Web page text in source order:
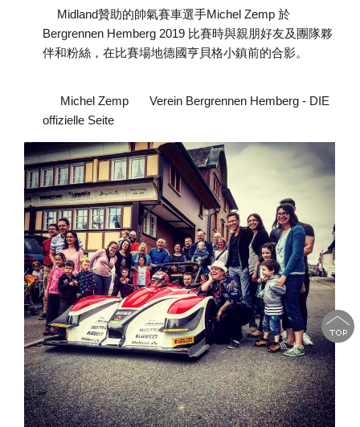
🇨🇭
Midland贊助的帥氣賽車選手Michel Zemp 於
Bergrennen Hemberg 2019 比賽時與親朋好友及團隊夥
伴和粉絲，在比賽場地德國亨貝格小鎮前的合影。
Michel Zemp
Verein Bergrennen Hemberg - DIE
offizielle Seite